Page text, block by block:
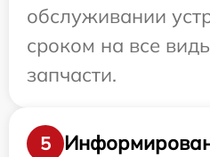
обслуживании
сроком на все
запчасти.
5